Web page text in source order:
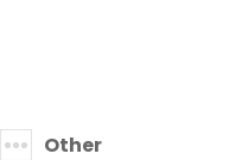
Other